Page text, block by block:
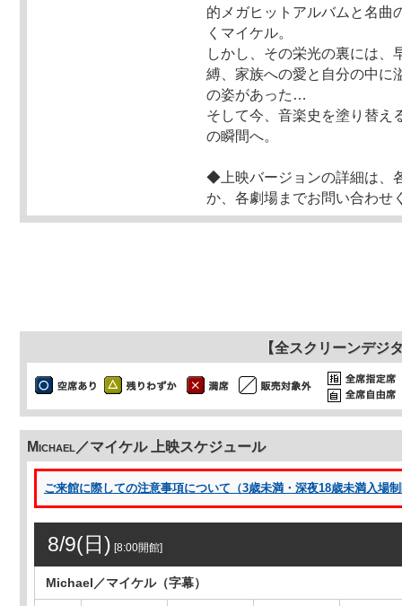
的メガヒットアルバムと名曲
くマイケル。
しかし、その栄光の裏には、
縛、家族への愛と自分の中に
の姿があった…
そして今、音楽史を塗り替
の瞬間へ。
◆上映バージョンの詳細は、
か、各劇場までお問い合わせ
【全スクリーンデジ
Michael／マイケル 上映スケジュール
ご来館に際しての注意事項について（3歳未満・深夜18歳未満入場
8/9(日) [8:00開館]
Michael／マイケル（字幕）